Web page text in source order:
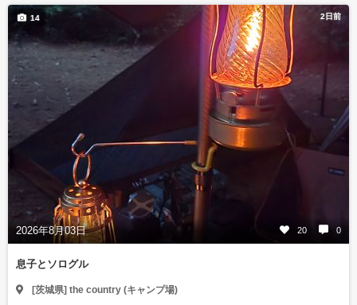
2日前
2026年8月03日 20 0
14
息子とソログル
[茨城県] the country (キャンプ場)